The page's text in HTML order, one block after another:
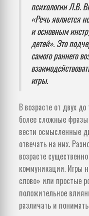
психологии Л.В.
«Речь является
и основным
детей». Это
самого раннего
игры.
В возрасте от двух
более сложные
вести осмысленные
отвечать на них.
возрасте
коммуникации. Игры
слово» или простые
положительное
различать и